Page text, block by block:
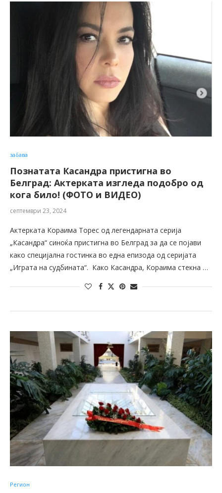
забава
Познатата Касандра пристигна во
Белград: Актерката изгледа подобро од
кога било! (ФОТО и ВИДЕО)
септември 23, 2024
Актерката Кораима Торес од легендарната серија
„Касандра“ синоќа пристигна во Белград за да се појави
како специјална гостинка во една епизода од серијата
„Играта на судбината“. Како Касандра, Кораима стекна …
Регион